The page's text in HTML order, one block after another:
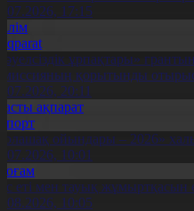
17:15
ұрпақтары»
қорытынды
20:11
ақпарат
ойындары – 2026»
10:01
еті мен тауық жұмыртқасын
10:05